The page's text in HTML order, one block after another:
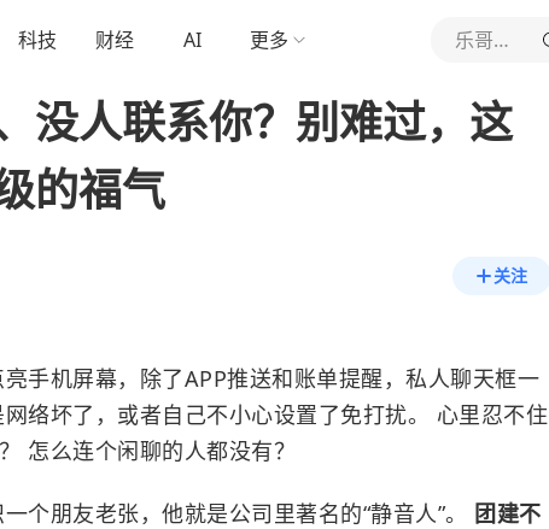
科技 财经 AI 更多 乐哥心理
没人联系你？别难过，这
的福气
关注
亮手机屏幕，除了APP推送和账单提醒，私人聊天框一
络坏了，或者自己不小心设置了免打扰。 心里忍不住
怎么连个闲聊的人都没有？
个朋友老张，他就是公司里著名的“静音人”。 团建不